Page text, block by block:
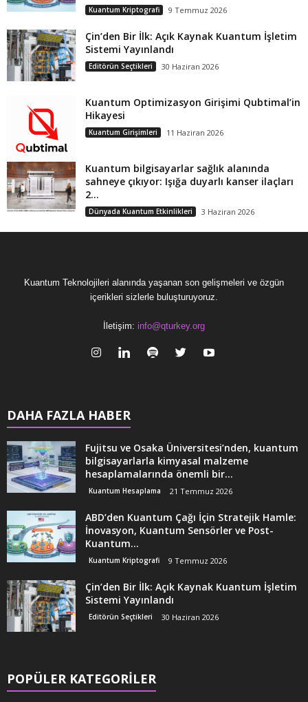
Kuantum Kriptografi 9 Temmuz 2026
Çin’den Bir İlk: Açık Kaynak Kuantum İşletim
Sistemi Yayınlandı
Editörün Seçtikleri 30 Haziran 2026
Kuantum Optimizasyon Girişimi Qubtimal’in
Hikayesi
Kuantum Girişimleri 11 Haziran 2026
Kuantum bilgisayarlar sağlık alanında
sahneye çıkıyor: Işığa duyarlı kanser ilaçları
2...
Dünyada Kuantum Etkinlikleri 3 Haziran 2026
Kuantum Teknolojileri alanında yaşanan son gelişmeleri ve özgün
içerikleri sizlerle buluşturuyoruz.
İletişim: info@qturkey.org
DAHA FAZLA HABER
Fujitsu ve Osaka Üniversitesi’nden, kuantum
bilgisayarlarla kimyasal malzeme
hesaplamalarında önemli bir...
Kuantum Hesaplama 21 Temmuz 2026
ABD’den Kuantum Çağı İçin Stratejik Hamle:
İnovasyon, Kuantum Sensörler ve Post-
Kuantum...
Kuantum Kriptografi 9 Temmuz 2026
Çin’den Bir İlk: Açık Kaynak Kuantum İşletim
Sistemi Yayınlandı
Editörün Seçtikleri 30 Haziran 2026
POPÜLER KATEGORİLER